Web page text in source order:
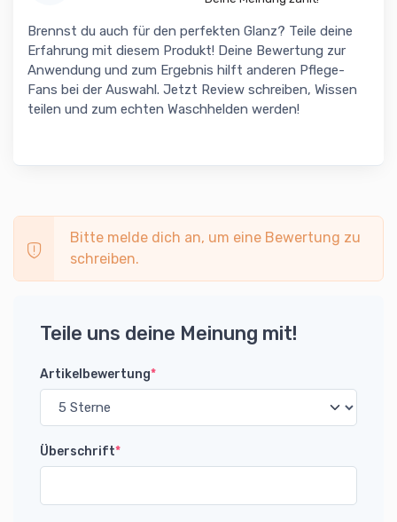
Brennst du auch für den perfekten Glanz? Teile deine
Erfahrung mit diesem Produkt! Deine Bewertung zur
Anwendung und zum Ergebnis hilft anderen Pflege-
Fans bei der Auswahl. Jetzt Review schreiben, Wissen
teilen und zum echten Waschhelden werden!
Bitte melde dich an, um eine Bewertung zu
schreiben.
Teile uns deine Meinung mit!
Artikelbewertung*
Überschrift*